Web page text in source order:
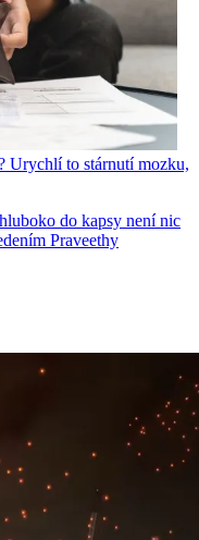
Urychlí to stárnutí mozku,
do kapsy není nic
Praveethy